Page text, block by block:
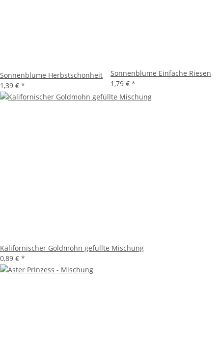
Sonnenblume Herbstschönheit
1,39 € *
Sonnenblume Einfache Riesen
1,79 € *
Kalifornischer Goldmohn gefüllte Mischung
0,89 € *